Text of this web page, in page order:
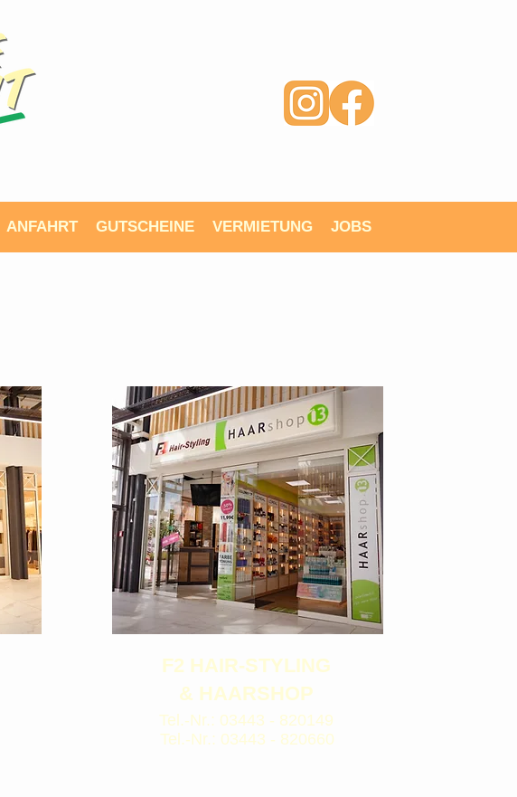
ANFAHRT GUTSCHEINE VERMIETUNG JOBS
F2 HAIR-STYLING
& HAARSHOP
Tel.-Nr.: 03443 - 820149
Tel.-Nr.: 03443 - 820660